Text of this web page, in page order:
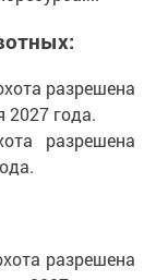
разрешена
2027 года.
разрешена
разрешена